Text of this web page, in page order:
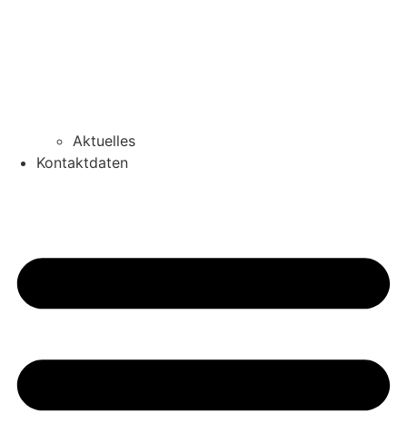
Aktuelles
Kontaktdaten